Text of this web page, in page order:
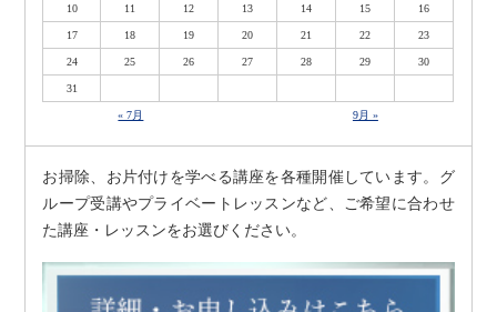
10 11 12 13 14 15 16
17 18 19 20 21 22 23
24 25 26 27 28 29 30
31
« 7月 9月 »
お掃除、お片付けを学べる講座を各種開催しています。グ
ループ受講やプライベートレッスンなど、ご希望に合わせ
た講座・レッスンをお選びください。